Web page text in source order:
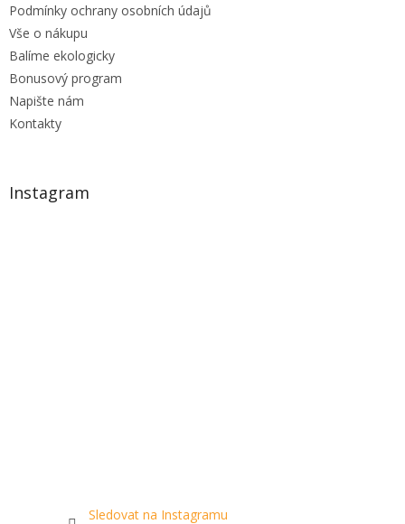
Podmínky ochrany osobních údajů
Vše o nákupu
Balíme ekologicky
Bonusový program
Napište nám
Kontakty
Instagram
Sledovat na Instagramu